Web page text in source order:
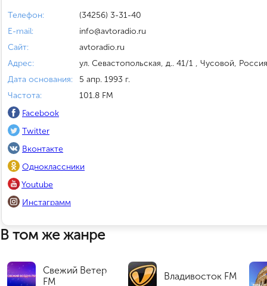
Телефон:
(34256) 3-31-40
E-mail:
info@avtoradio.ru
Сайт:
avtoradio.ru
Адрес:
ул. Севастопольская, д.. 41/1 , Чусовой, Россия
Дата основания:
5 апр. 1993 г.
Частота:
101.8 FM
Facebook
Twitter
Вконтакте
Одноклассники
Youtube
Инстаграмм
В том же жанре
Свежий Ветер
FM
Владивосток FM